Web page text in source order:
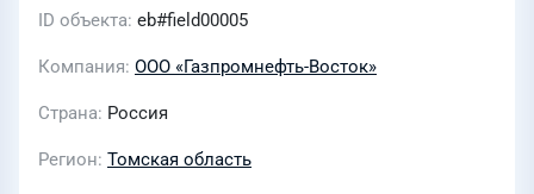
ID объекта eb#field00005
Компания ООО «Газпромнефть-Восток»
Страна Россия
Регион Томская область